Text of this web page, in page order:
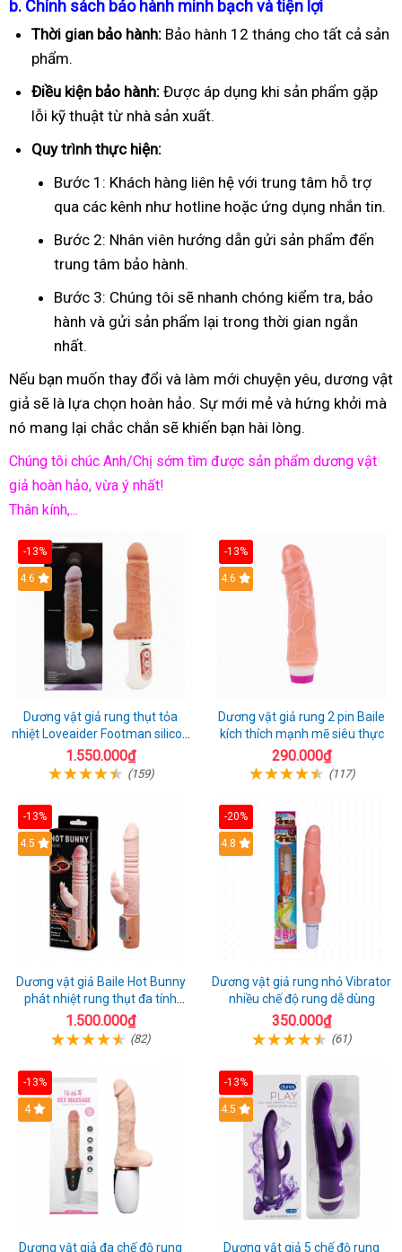
b. Chính sách bảo hành minh bạch và tiện lợi
Thời gian bảo hành: Bảo hành 12 tháng cho tất cả sản
phẩm.
Điều kiện bảo hành: Được áp dụng khi sản phẩm gặp
lỗi kỹ thuật từ nhà sản xuất.
Quy trình thực hiện:
Bước 1: Khách hàng liên hệ với trung tâm hỗ trợ
qua các kênh như hotline hoặc ứng dụng nhắn tin.
Bước 2: Nhân viên hướng dẫn gửi sản phẩm đến
trung tâm bảo hành.
Bước 3: Chúng tôi sẽ nhanh chóng kiểm tra, bảo
hành và gửi sản phẩm lại trong thời gian ngắn
nhất.
Nếu bạn muốn thay đổi và làm mới chuyện yêu, dương vật
giả sẽ là lựa chọn hoàn hảo. Sự mới mẻ và hứng khởi mà
nó mang lại chắc chắn sẽ khiến bạn hài lòng.
Chúng tôi chúc Anh/Chị sớm tìm được sản phẩm dương vật
giả hoàn hảo, vừa ý nhất!
Thân kính,...
-13%
Hot
4.6
Dương vật giả rung thụt tỏa
nhiệt Loveaider Footman silicon
an toàn
1.550.000₫
(159)
-13%
Hot
4.6
Dương vật giả rung 2 pin Baile
kích thích mạnh mẽ siêu thực
290.000₫
(117)
-13%
Hot
4.5
Dương vật giả Baile Hot Bunny
phát nhiệt rung thụt đa tính
năng sạc điện
1.500.000₫
(82)
-20%
Hot
4.8
Dương vật giả rung nhỏ Vibrator
nhiều chế độ rung dễ dùng
350.000₫
(61)
-13%
Hot
4
Dương vật giả đa chế độ rung
-13%
Hot
4.5
Dương vật giả 5 chế độ rung